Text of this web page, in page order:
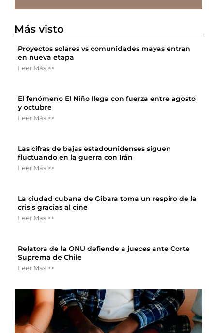
Más visto
Proyectos solares vs comunidades mayas entran
en nueva etapa
Leer Más >>
El fenómeno El Niño llega con fuerza entre agosto
y octubre
Leer Más >>
Las cifras de bajas estadounidenses siguen
fluctuando en la guerra con Irán
Leer Más >>
La ciudad cubana de Gibara toma un respiro de la
crisis gracias al cine
Leer Más >>
Relatora de la ONU defiende a jueces ante Corte
Suprema de Chile
Leer Más >>